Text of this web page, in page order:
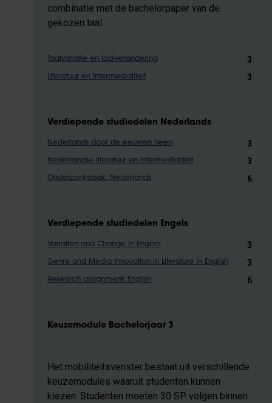
combinatie met de bachelorpaper van de
gekozen taal.
Taalvariatie en taalverandering 3
Literatuur en Intermedialiteit 3
Verdiepende studiedelen Nederlands
Nederlands door de eeuwen heen 3
Nederlandse literatuur en intermedialiteit 3
Onderzoekstaak: Nederlands 6
Verdiepende studiedelen Engels
Variation and Change in English 3
Genre and Media Innovation in Literature in English 3
Research assignment: English 6
Keuzemodule Bachelorjaar 3
Het mobiliteitsvenster bestaat uit verschillende
keuzemodules waaruit studenten kunnen
kiezen. Studenten moeten 30 SP volgen binnen